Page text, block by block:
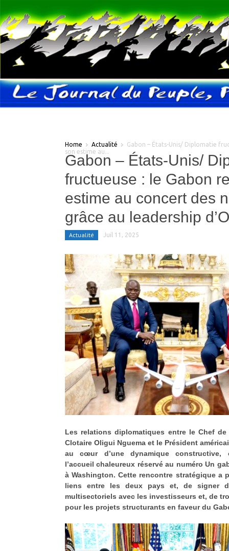
Home Actualité
Gabon – États-Unis/ Diplomatie
son estime au...
Gabon – États-Unis/
fructueuse : le Gabon
estime au concert des
grâce au leadership
Actualité Juil 11, 2025
Les relations diplomatiques entre le Chef de
Clotaire Oligui Nguema et le Président
au cœur d’une dynamique constructive,
l’accueil chaleureux réservé au numéro Un
à Washington. Cette rencontre stratégique a
liens entre les deux pays et, de signer
multisectoriels avec les investisseurs et, de
pour les projets structurants en faveur du